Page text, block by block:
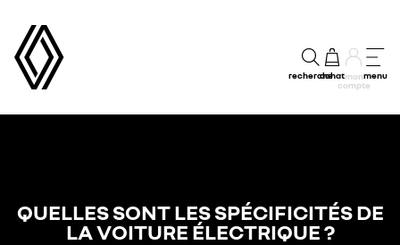
rechercheachatmon
compte
menu
QUELLES SONT LES SPÉCIFICITÉS DE
LA VOITURE ÉLECTRIQUE ?